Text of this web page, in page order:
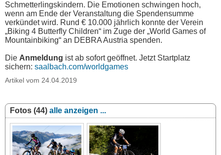
Schmetterlingskindern. Die Emotionen schwingen hoch,
wenn am Ende der Veranstaltung die Spendensumme
verkündet wird. Rund € 10.000 jährlich konnte der Verein
„Biking 4 Butterfly Children“ im Zuge der „World Games of
Mountainbiking“ an DEBRA Austria spenden.
Die Anmeldung ist ab sofort geöffnet. Jetzt Startplatz
sichern: saalbach.com/worldgames
Artikel vom 24.04.2019
Fotos (44) alle anzeigen ...